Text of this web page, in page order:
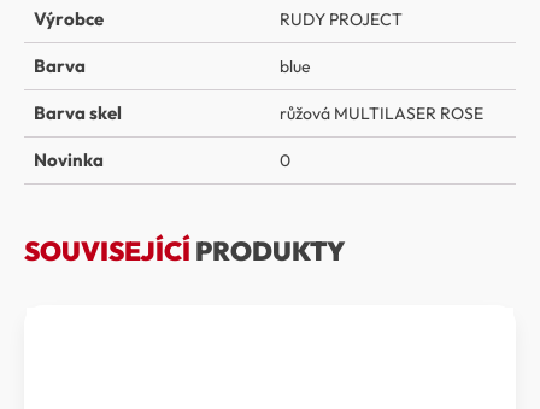
Výrobce RUDY PROJECT
Barva blue
Barva skel růžová MULTILASER ROSE
Novinka 0
SOUVISEJÍCÍ PRODUKTY